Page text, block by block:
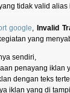
tidak valid alias
google ,Invalid
yang
sendiri,
penayang iklan
dengan teks
iklan yang di